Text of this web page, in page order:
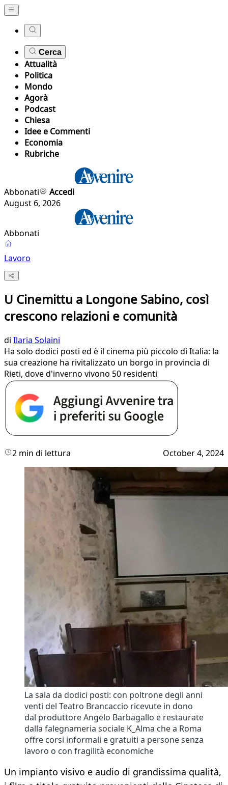
Cerca
Attualità
Politica
Mondo
Agorà
Podcast
Chiesa
Idee e Commenti
Economia
Rubriche
Abbonati
Accedi
August 6, 2026
Abbonati
Lavoro
U Cinemittu a Longone Sabino, così
crescono relazioni e comunità
di Ilaria Solaini
Ha solo dodici posti ed è il cinema più piccolo di Italia: la
sua creazione ha rivitalizzato un borgo in provincia di
Rieti, dove d'inverno vivono 50 residenti
2 min di lettura October 4, 2024
La sala da dodici posti: con poltrone degli anni
venti del Teatro Brancaccio ricevute in dono
dal produttore Angelo Barbagallo e restaurate
dalla falegnameria sociale K_Alma che a Roma
offre corsi informali e gratuiti a persone senza
lavoro o con fragilità economiche
Un impianto visivo e audio di grandissima qualità,